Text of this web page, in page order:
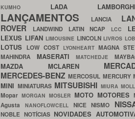
KUMHO LADA
LANÇAMENTOS LANCIA
ROVER
LANDWIND LATIN NCAP LCC
LEXUS LIFAN LIMOUSINE LINCOLN LIVROS
LOTUS LOW COST LYONHEART MAGNA
MAHINDRA MASERATIMATCHEDJE
MAZDA MCLAREN
MERCEDES-BENZMERCOSUL MERCURY
MINI MINIATURAS MITSUBISHI MIURA
Mopar MORGAN MOSLER MOTO MOTORES
Agusta NANOFLOWCELL NICENISMO
NOBLE NOTÍCIAS NOVIDADES